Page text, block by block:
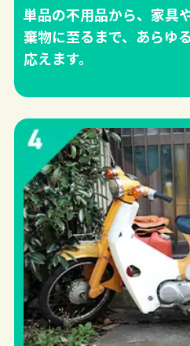
単品の不用品から、家具
棄物に至るまで、あらゆ
応えます。